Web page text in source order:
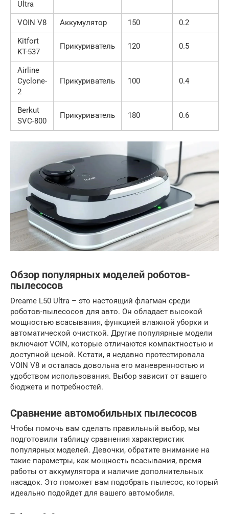
Ultra
VOIN V8 Аккумулятор 150
0.2
Kitfort
KT-537
Прикуриватель 120 0.5
Airline
Cyclone-
2
Прикуриватель 100 0.4
Berkut
SVC-800
Прикуриватель 180 0.6
Обзор популярных моделей роботов-
пылесосов
Dreame L50 Ultra – это настоящий флагман среди
роботов-пылесосов для авто. Он обладает высокой
мощностью всасывания, функцией влажной уборки и
автоматической очисткой. Другие популярные модели
включают VOIN, которые отличаются компактностью и
доступной ценой. Кстати, я недавно протестировала
VOIN V8 и осталась довольна его маневренностью и
удобством использования. Выбор зависит от вашего
бюджета и потребностей.
Сравнение автомобильных пылесосов
Чтобы помочь вам сделать правильный выбор, мы
подготовили таблицу сравнения характеристик
популярных моделей. Девочки, обратите внимание на
такие параметры, как мощность всасывания, время
работы от аккумулятора и наличие дополнительных
насадок. Это поможет вам подобрать пылесос, который
идеально подойдет для вашего автомобиля.